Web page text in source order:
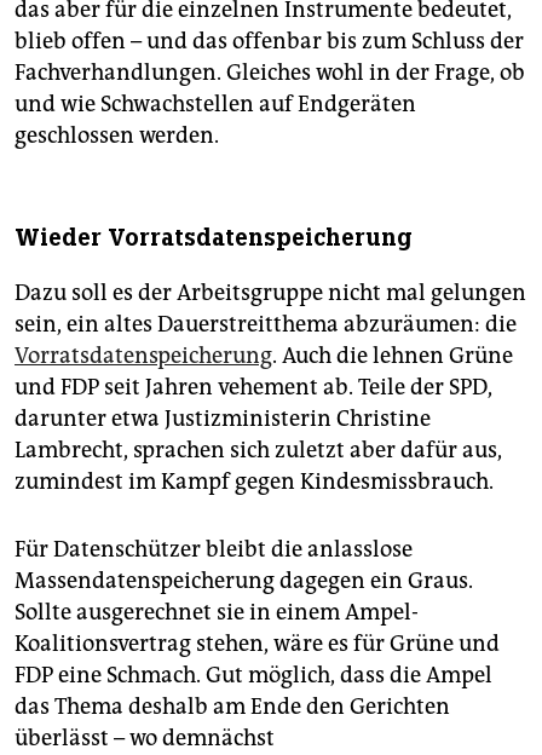
das aber für die einzelnen Instrumente bedeutet,
blieb offen – und das offenbar bis zum Schluss der
Fachverhandlungen. Gleiches wohl in der Frage, ob
und wie Schwachstellen auf Endgeräten
geschlossen werden.
Wieder Vorratsdatenspeicherung
Dazu soll es der Arbeitsgruppe nicht mal gelungen
sein, ein altes Dauerstreitthema abzuräumen: die
Vorratsdatenspeicherung. Auch die lehnen Grüne
und FDP seit Jahren vehement ab. Teile der SPD,
darunter etwa Justizministerin Christine
Lambrecht, sprachen sich zuletzt aber dafür aus,
zumindest im Kampf gegen Kindesmissbrauch.
Für Datenschützer bleibt die anlasslose
Massendatenspeicherung dagegen ein Graus.
Sollte ausgerechnet sie in einem Ampel-
Koalitionsvertrag stehen, wäre es für Grüne und
FDP eine Schmach. Gut möglich, dass die Ampel
das Thema deshalb am Ende den Gerichten
überlässt – wo demnächst